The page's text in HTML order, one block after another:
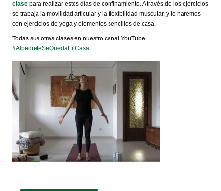
clase para realizar estos días de confinamiento. A través de los ejercicios
se trabaja la movilidad articular y la flexibilidad muscular, y lo haremos
con ejercicios de yoga y elementos sencillos de casa.
Todas sus otras clases en nuestro canal YouTube
#AlpedreteSeQuedaEnCasa